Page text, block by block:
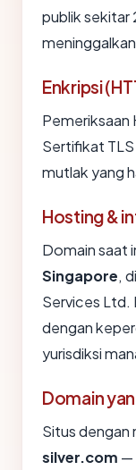
publik sekitar
Enkripsi
Pemeriksaan
Sertifikat TLS
mutlak yang
Hosting &
Domain saat
Singapore,
Services Ltd.
dengan
yurisdiksi
Domain
Situs dengan
silver.com —